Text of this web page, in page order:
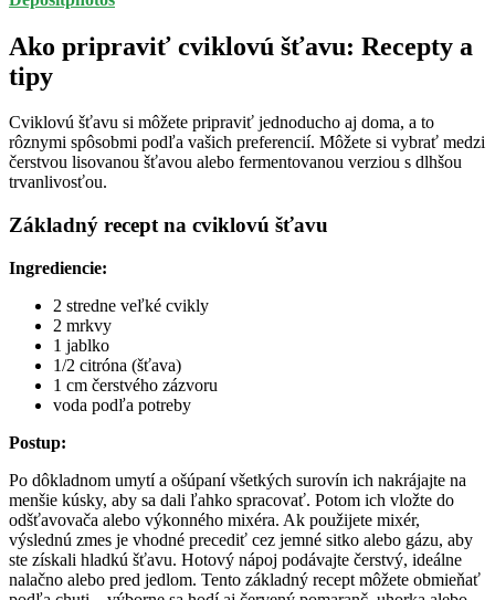
Ako pripraviť cviklovú šťavu: Recepty a
tipy
Cviklovú šťavu si môžete pripraviť jednoducho aj doma, a to
rôznymi spôsobmi podľa vašich preferencií. Môžete si vybrať medzi
čerstvou lisovanou šťavou alebo fermentovanou verziou s dlhšou
trvanlivosťou.
Základný recept na cviklovú šťavu
Ingrediencie:
2 stredne veľké cvikly
2 mrkvy
1 jablko
1/2 citróna (šťava)
1 cm čerstvého zázvoru
voda podľa potreby
Postup:
Po dôkladnom umytí a ošúpaní všetkých surovín ich nakrájajte na
menšie kúsky, aby sa dali ľahko spracovať. Potom ich vložte do
odšťavovača alebo výkonného mixéra. Ak použijete mixér,
výslednú zmes je vhodné precediť cez jemné sitko alebo gázu, aby
ste získali hladkú šťavu. Hotový nápoj podávajte čerstvý, ideálne
nalačno alebo pred jedlom. Tento základný recept môžete obmieňať